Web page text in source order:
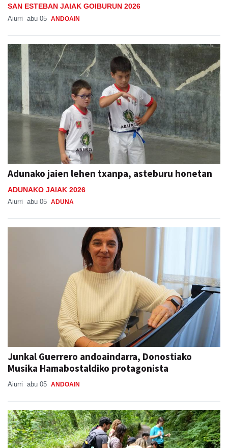
SAN ESTEBAN JAIAK GOIBURUN 2026
Aiurri abu 05 ANDOAIN
Adunako jaien lehen txanpa, asteburu honetan
ADUNAKO JAIAK 2026
Aiurri abu 05 ADUNA
Junkal Guerrero andoaindarra, Donostiako
Musika Hamabostaldiko protagonista
Aiurri abu 05 ANDOAIN